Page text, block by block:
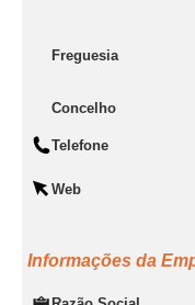
Freguesia
Concelho
Telefone
Web
Informações da